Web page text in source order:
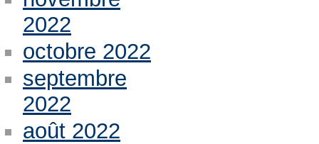
2022
octobre 2022
septembre
2022
août 2022